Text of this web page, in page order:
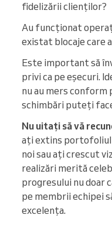
fidelizării clienților?
Au funcționat
existat blocaje care
Este important să
privi ca pe eșecuri.
nu au mers conform
schimbări puteți
Nu uitați să vă
ați extins portofoliul
noi sau ați crescut
realizări merită
progresului nu doar
pe membrii echipei
excelența.